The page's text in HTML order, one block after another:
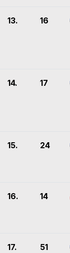
13. 16
14. 17
15. 24
16. 14
17. 51